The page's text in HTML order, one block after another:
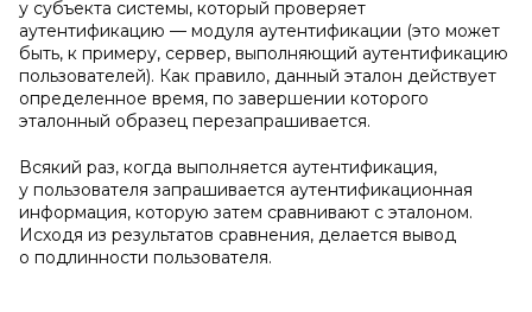
у субъекта системы, который проверяет
аутентификацию — модуля аутентификации (это может
быть, к примеру, сервер, выполняющий аутентификацию
пользователей). Как правило, данный эталон действует
определенное время, по завершении которого
эталонный образец перезапрашивается.
Всякий раз, когда выполняется аутентификация,
у пользователя запрашивается аутентификационная
информация, которую затем сравнивают с эталоном.
Исходя из результатов сравнения, делается вывод
о подлинности пользователя.